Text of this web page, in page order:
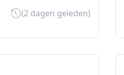
(2 dagen geleden)